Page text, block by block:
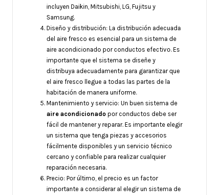
incluyen Daikin, Mitsubishi, LG, Fujitsu y
Samsung.
Diseño y distribución: La distribución adecuada
del aire fresco es esencial para un sistema de
aire acondicionado por conductos efectivo. Es
importante que el sistema se diseñe y
distribuya adecuadamente para garantizar que
el aire fresco llegue a todas las partes de la
habitación de manera uniforme.
Mantenimiento y servicio: Un buen sistema de
aire acondicionado por conductos debe ser
fácil de mantener y reparar. Es importante elegir
un sistema que tenga piezas y accesorios
fácilmente disponibles y un servicio técnico
cercano y confiable para realizar cualquier
reparación necesaria.
Precio: Por último, el precio es un factor
importante a considerar al elegir un sistema de